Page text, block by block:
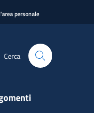
personale
Cerca